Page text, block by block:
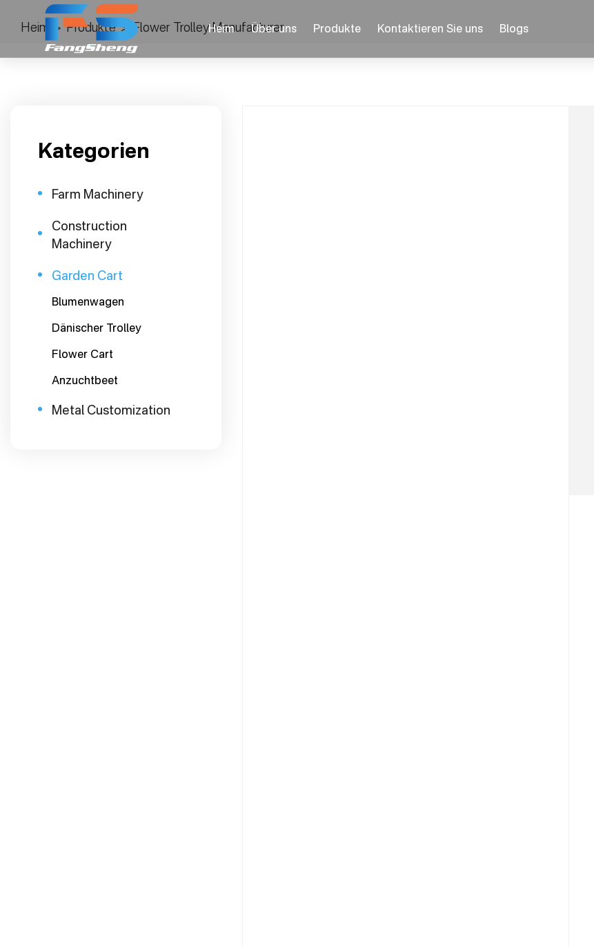
Heim Über uns Produkte Kontaktieren Sie uns Blogs
Heim > Produkte > Flower Trolley Manufacturer
Kategorien
Farm Machinery
Construction
Machinery
Garden Cart
Blumenwagen
Dänischer Trolley
Flower Cart
Anzuchtbeet
Metal Customization